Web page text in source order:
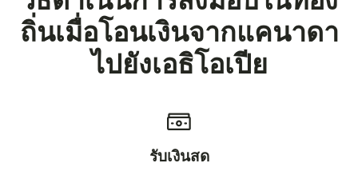
ถิ่นเมื่อโอนเงินจากแคนาดา
ไปยังเอธิโอเปีย
รับเงินสด